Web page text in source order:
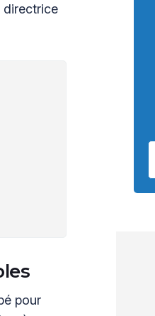
directrice
pour